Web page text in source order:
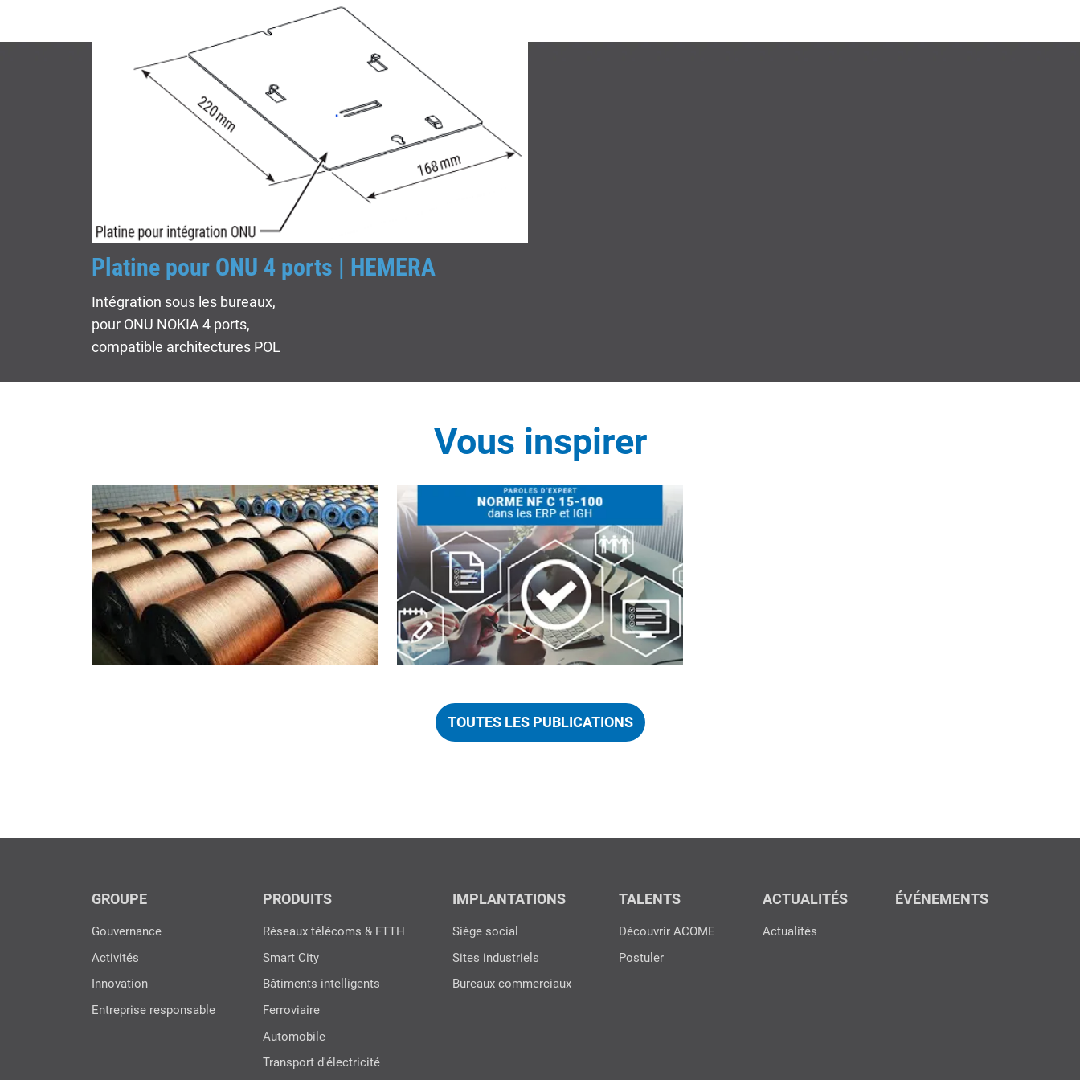
Platine pour ONU 4 ports | HEMERA
Intégration sous les bureaux,
pour ONU NOKIA 4 ports,
compatible architectures POL
Vous inspirer
TOUTES LES PUBLICATIONS
GROUPE
Gouvernance
Activités
Innovation
Entreprise responsable
PRODUITS
Réseaux télécoms & FTTH
Smart City
Bâtiments intelligents
Ferroviaire
Automobile
Transport d'électricité
IMPLANTATIONS
Siège social
Sites industriels
Bureaux commerciaux
TALENTS
Découvrir ACOME
Postuler
ACTUALITÉS
Actualités
ÉVÉNEMENTS